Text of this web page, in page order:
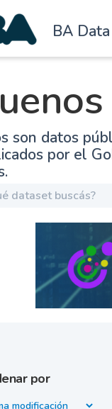
BA Data
son datos
por el
por